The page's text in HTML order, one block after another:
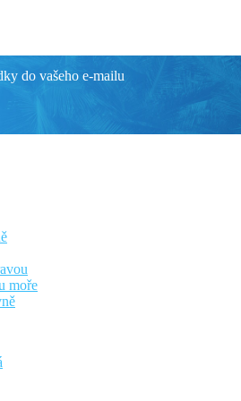
& Spa
servis, vyhlášená kuchyně
poznávání ostrova
km od hlavního města Valletta.
restaurace, 4 tematické
View, Balcony) - Dvoulůžkový
do vašeho e-mailu
moře